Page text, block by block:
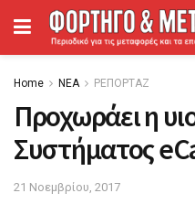
Home ΝΕΑ ΡΕΠΟΡΤΑΖ
Προχωράει η
Συστήματος
21 Νοεμβρίου, 2017